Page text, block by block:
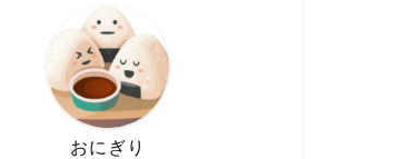
おにぎり